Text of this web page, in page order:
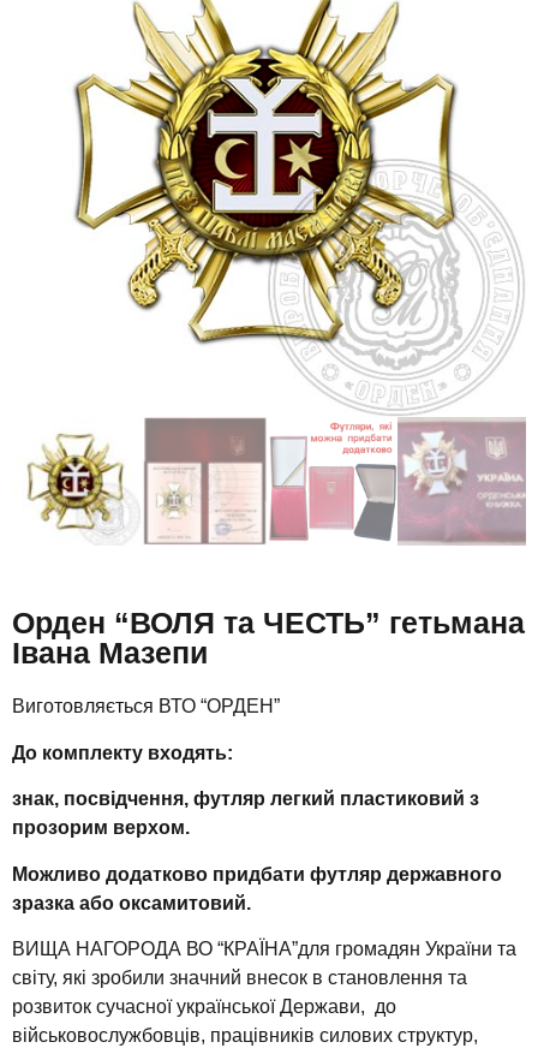
Орден “ВОЛЯ та ЧЕСТЬ” гетьмана
Івана Мазепи
Виготовляється ВТО “ОРДЕН”
До комплекту входять:
знак, посвідчення, футляр легкий пластиковий з
прозорим верхом.
Можливо додатково придбати футляр державного
зразка або оксамитовий.
ВИЩА НАГОРОДА ВО “КРАЇНА”для громадян України та
світу, які зробили значний внесок в становлення та
розвиток сучасної української Держави, до
військовослужбовців, працівників силових структур,